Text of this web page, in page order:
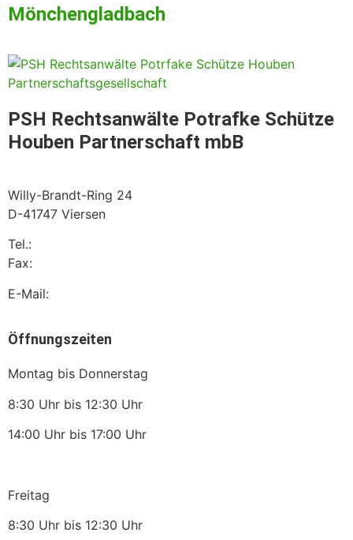
Mönchen­gladbach
PSH Rechtsanwälte Potrafke Schütze
Houben Partnerschaft mbB
Willy-Brandt-Ring 24
D-41747 Viersen
Tel.:
Fax:
E-Mail:
Öffnungszeiten
Montag bis Donnerstag
8:30 Uhr bis 12:30 Uhr
14:00 Uhr bis 17:00 Uhr
Freitag
8:30 Uhr bis 12:30 Uhr